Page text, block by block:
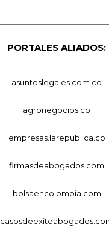
PORTALES ALIADOS:
asuntoslegales.com.co
agronegocios.co
empresas.larepublica.co
firmasdeabogados.com
bolsaencolombia.com